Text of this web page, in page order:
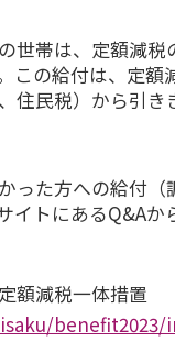
世帯は、定額減税
この給付は、定額
住民税）から引き
った方への給付（
イトにあるQ&Aか
額減税一体措置